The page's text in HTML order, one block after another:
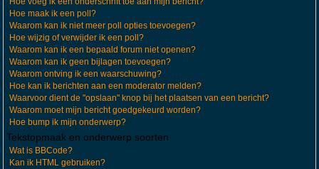
Hoe maak ik een poll?
Waarom kan ik niet meer poll opties toevoegen?
Hoe wijzig of verwijder ik een poll?
Waarom kan ik een bepaald forum niet openen?
Waarom kan ik geen bijlagen toevoegen?
Waarom ontving ik een waarschuwing?
Hoe kan ik berichten aan een moderator melden?
Waarvoor dient de "opslaan" knop bij het plaatsen van een bericht?
Waarom moet mijn bericht goedgekeurd worden?
Hoe bump ik mijn onderwerp?
Tekstopmaak en onderwerp soorten
Wat is BBCode?
Kan ik HTML gebruiken?